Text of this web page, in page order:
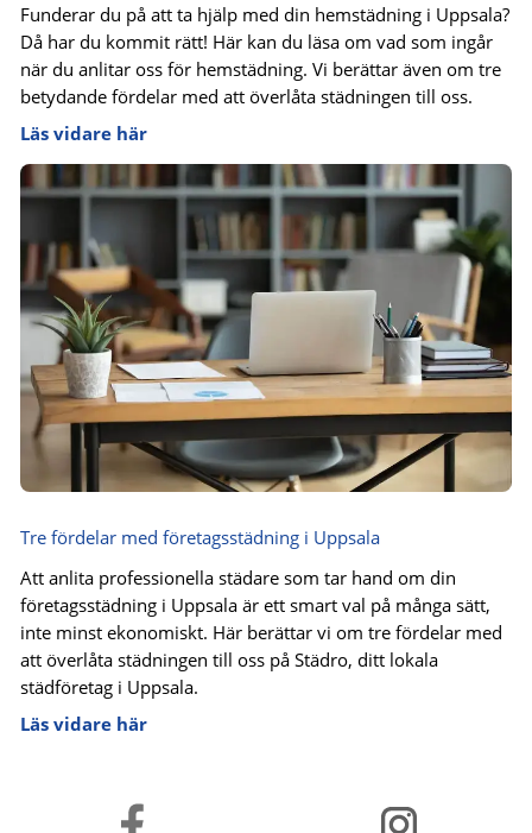
Funderar du på att ta hjälp med din hemstädning i Uppsala?
Då har du kommit rätt! Här kan du läsa om vad som ingår
när du anlitar oss för hemstädning. Vi berättar även om tre
betydande fördelar med att överlåta städningen till oss.
Läs vidare här
Tre fördelar med företagsstädning i Uppsala
Att anlita professionella städare som tar hand om din
företagsstädning i Uppsala är ett smart val på många sätt,
inte minst ekonomiskt. Här berättar vi om tre fördelar med
att överlåta städningen till oss på Städro, ditt lokala
städföretag i Uppsala.
Läs vidare här